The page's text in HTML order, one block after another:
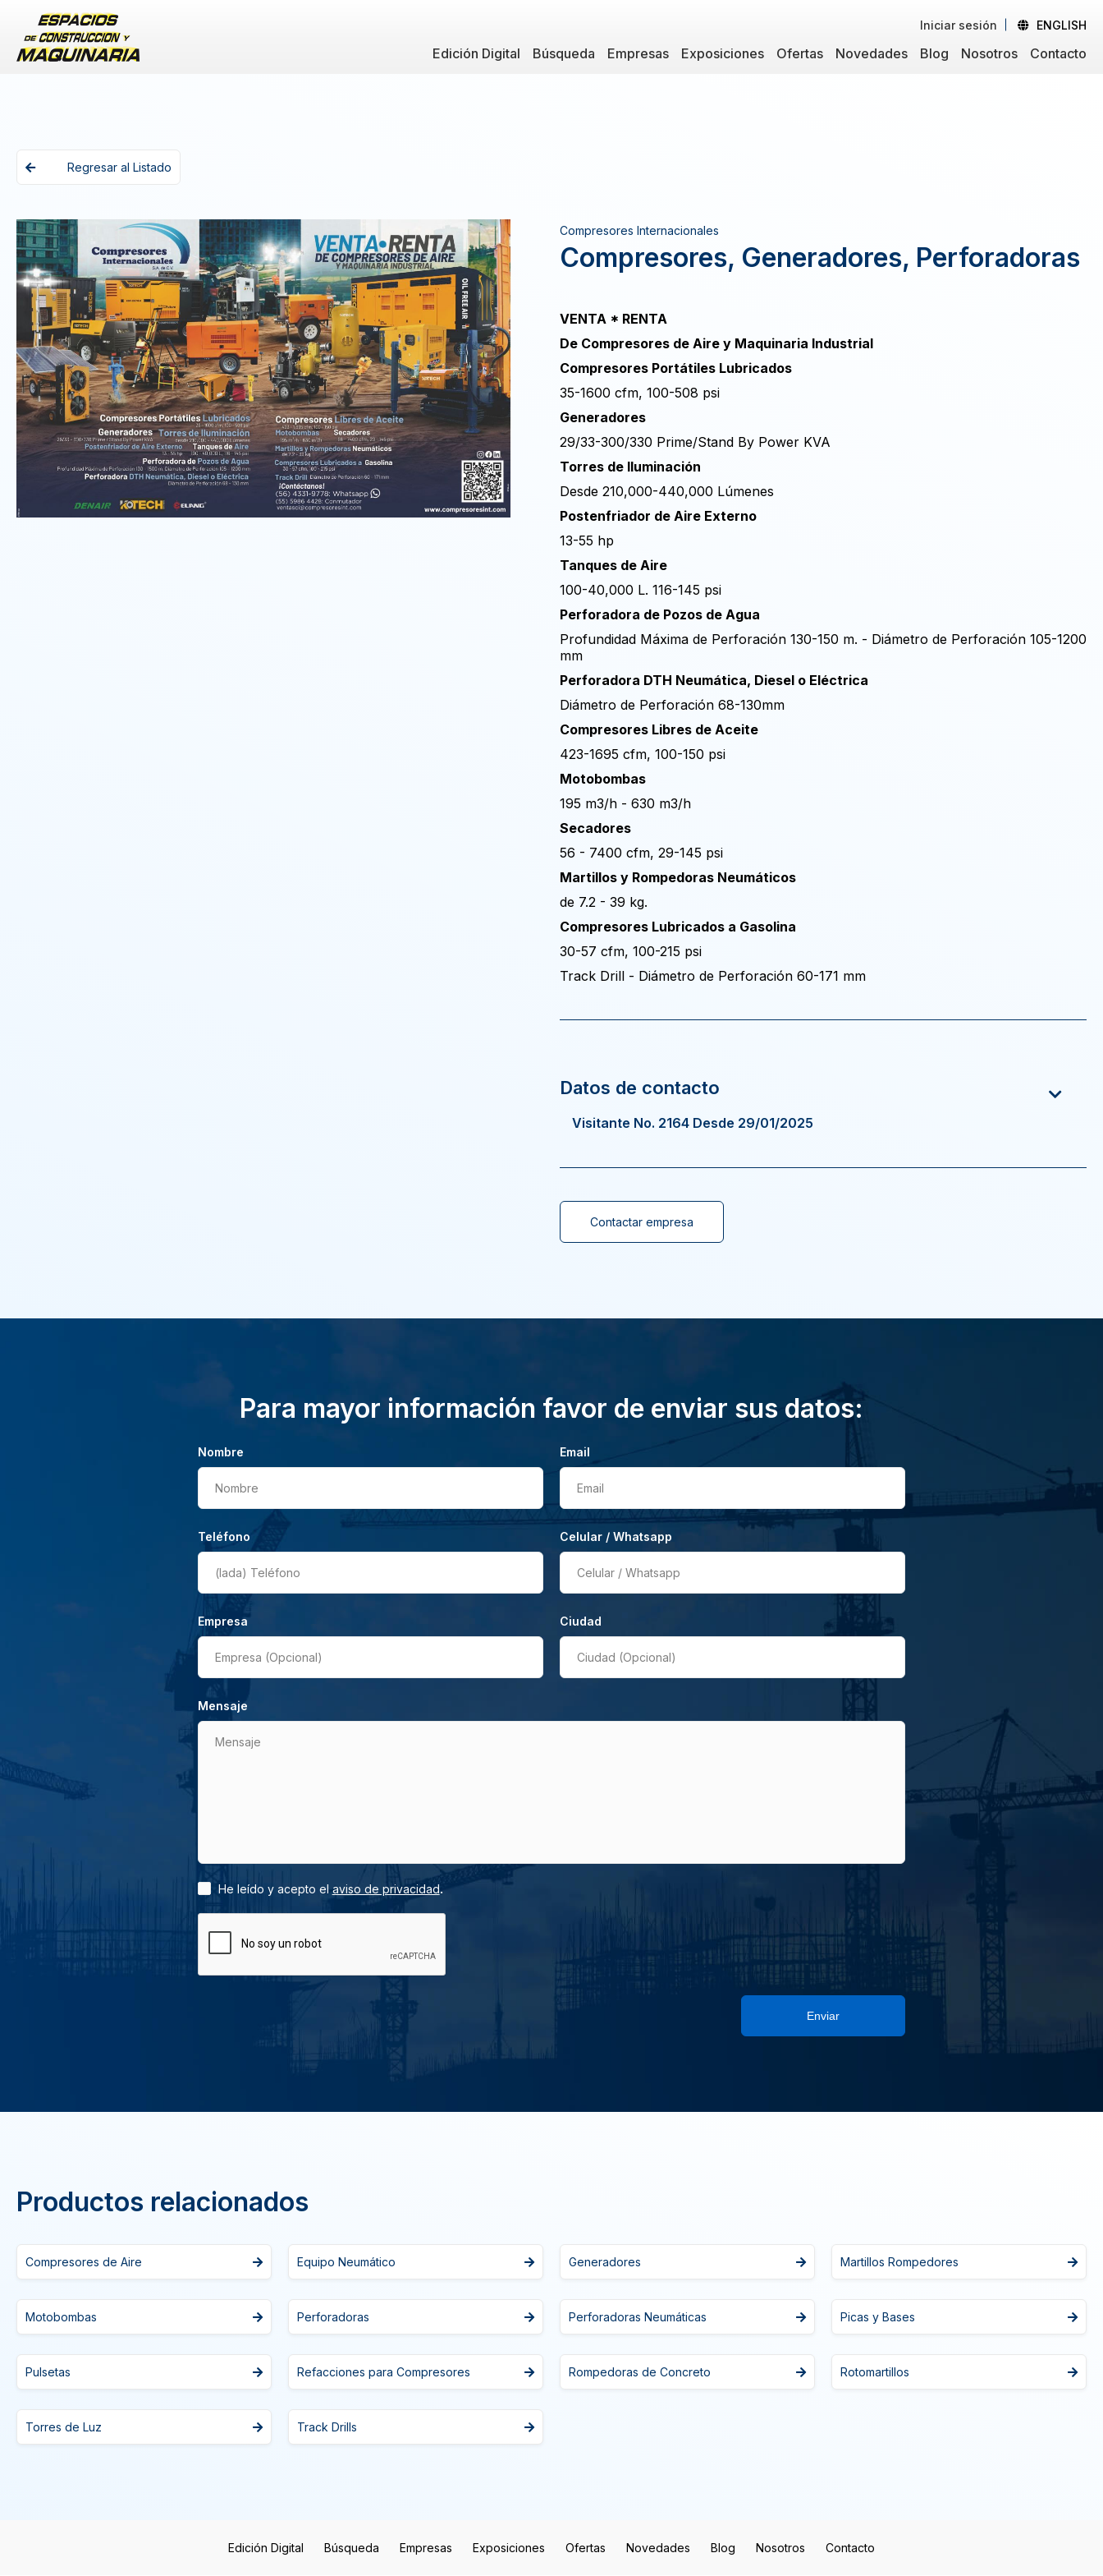
Iniciar sesión ENGLISH
Edición Digital Búsqueda Empresas Exposiciones Ofertas Novedades Blog Nosotros Contacto
Regresar al Listado
Compresores Internacionales
Compresores, Generadores, Perforadoras
VENTA * RENTA
De Compresores de Aire y Maquinaria Industrial
Compresores Portátiles Lubricados
35-1600 cfm, 100-508 psi
Generadores
29/33-300/330 Prime/Stand By Power KVA
Torres de Iluminación
Desde 210,000-440,000 Lúmenes
Postenfriador de Aire Externo
13-55 hp
Tanques de Aire
100-40,000 L. 116-145 psi
Perforadora de Pozos de Agua
Profundidad Máxima de Perforación 130-150 m. - Diámetro de Perforación 105-1200
mm
Perforadora DTH Neumática, Diesel o Eléctrica
Diámetro de Perforación 68-130mm
Compresores Libres de Aceite
423-1695 cfm, 100-150 psi
Motobombas
195 m3/h - 630 m3/h
Secadores
56 - 7400 cfm, 29-145 psi
Martillos y Rompedoras Neumáticos
de 7.2 - 39 kg.
Compresores Lubricados a Gasolina
30-57 cfm, 100-215 psi
Track Drill - Diámetro de Perforación 60-171 mm
Visitante No. 2164 Desde 29/01/2025
Contactar empresa
Para mayor información favor de enviar sus datos:
Nombre
Nombre
Email
Email
Teléfono
(lada) Teléfono
Celular / Whatsapp
Celular / Whatsapp
Empresa
Empresa (Opcional)
Ciudad
Ciudad (Opcional)
Mensaje
Mensaje
He leído y acepto el aviso de privacidad.
Enviar
Productos relacionados
Compresores de Aire Equipo Neumático Generadores Martillos Rompedores
Motobombas Perforadoras Perforadoras Neumáticas Picas y Bases
Pulsetas Refacciones para Compresores Rompedoras de Concreto Rotomartillos
Torres de Luz Track Drills
Edición Digital Búsqueda Empresas Exposiciones Ofertas Novedades Blog Nosotros Contacto